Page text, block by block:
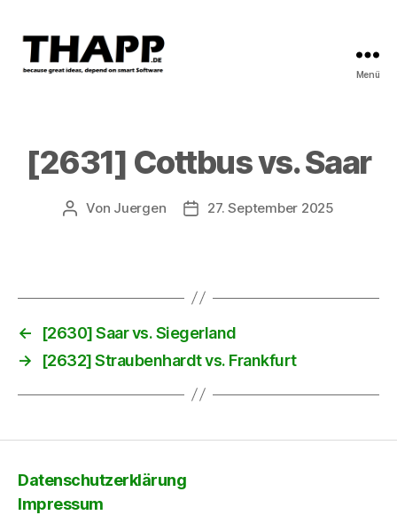
Menü
[2631] Cottbus vs. Saar
Beitragsautor
Von Juergen Beitragsdatum
27. September 2025
←
[2630] Saar vs. Siegerland
→
[2632] Straubenhardt vs. Frankfurt
Datenschutzerklärung
Impressum